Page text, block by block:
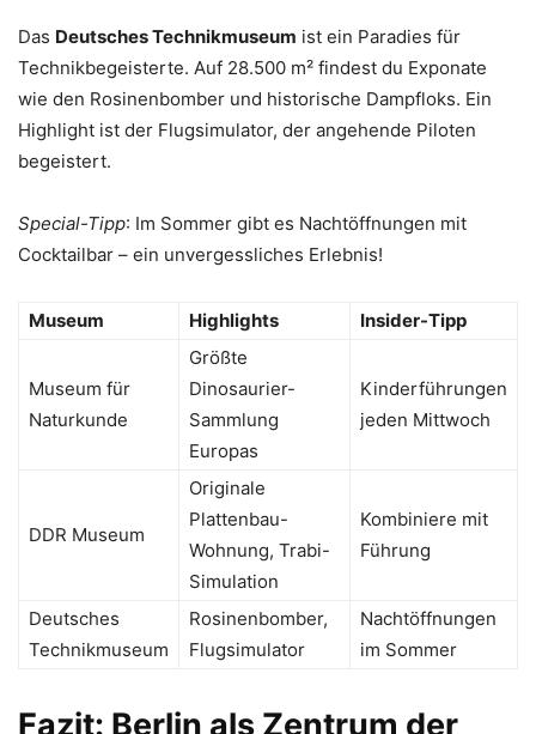
Das Deutsches Technikmuseum ist ein Paradies für
Technikbegeisterte. Auf 28.500 m² findest du Exponate
wie den Rosinenbomber und historische Dampfloks. Ein
Highlight ist der Flugsimulator, der angehende Piloten
begeistert.
Special-Tipp: Im Sommer gibt es Nachtöffnungen mit
Cocktailbar – ein unvergessliches Erlebnis!
Museum Highlights Insider-Tipp
Museum für
Naturkunde
Größte
Dinosaurier-
Sammlung
Europas
Kinderführungen
jeden Mittwoch
DDR Museum
Originale
Plattenbau-
Wohnung, Trabi-
Simulation
Kombiniere mit
Führung
Deutsches
Technikmuseum
Rosinenbomber,
Flugsimulator
Nachtöffnungen
im Sommer
Fazit: Berlin als Zentrum der